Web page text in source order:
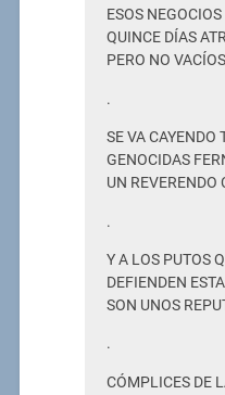
ESOS
QUINCE DÍAS
PERO NO
.
SE VA CAYENDO
GENOCIDAS
UN REVERENDO
.
Y A LOS PUTOS
DEFIENDEN
SON UNOS
.
CÓMPLICES DE